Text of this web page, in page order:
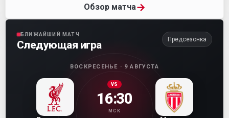
Обзор матча→
БЛИЖАЙШИЙ МАТЧ
Следующая игра Предсезонка
ВОСКРЕСЕНЬЕ · 9 АВГУСТА
VS
16:30
МСК